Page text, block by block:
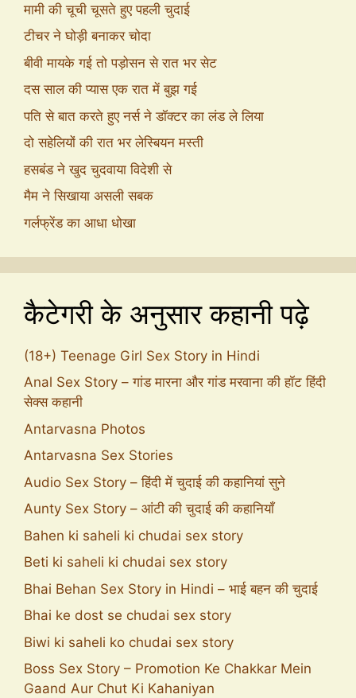
मामी की चूची चूसते हुए पहली चुदाई
टीचर ने घोड़ी बनाकर चोदा
बीवी मायके गई तो पड़ोसन से रात भर सेट
दस साल की प्यास एक रात में बुझ गई
पति से बात करते हुए नर्स ने डॉक्टर का लंड ले लिया
दो सहेलियों की रात भर लेस्बियन मस्ती
हसबंड ने खुद चुदवाया विदेशी से
मैम ने सिखाया असली सबक
गर्लफ्रेंड का आधा धोखा
कैटेगरी के अनुसार कहानी पढ़े
(18+) Teenage Girl Sex Story in Hindi
Anal Sex Story – गांड मारना और गांड मरवाना की हॉट हिंदी
सेक्स कहानी
Antarvasna Photos
Antarvasna Sex Stories
Audio Sex Story – हिंदी में चुदाई की कहानियां सुने
Aunty Sex Story – आंटी की चुदाई की कहानियाँ
Bahen ki saheli ki chudai sex story
Beti ki saheli ki chudai sex story
Bhai Behan Sex Story in Hindi – भाई बहन की चुदाई
Bhai ke dost se chudai sex story
Biwi ki saheli ko chudai sex story
Boss Sex Story – Promotion Ke Chakkar Mein
Gaand Aur Chut Ki Kahaniyan